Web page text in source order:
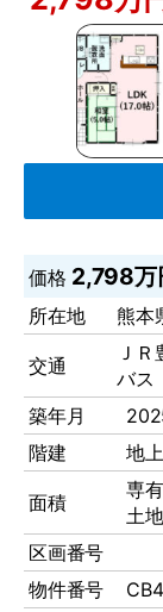
価格 2,798万
所在地 熊本
交通
Ｊ
バス
築年月
階建
地
面積
専
土
区画番号
物件番号